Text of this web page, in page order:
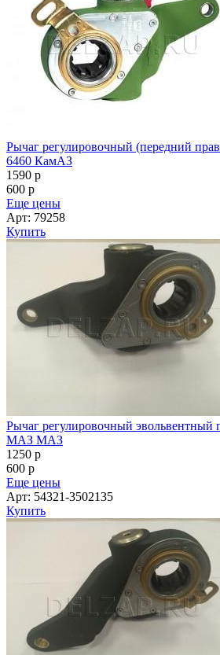
Рычаг регулировочный (передний
6460 КамАЗ
1590 p
600 p
Еще цены
Арт: 79258
Купить
Рычаг регулировочный
МАЗ МАЗ
1250 p
600 p
Еще цены
Арт: 54321-3502135
Купить